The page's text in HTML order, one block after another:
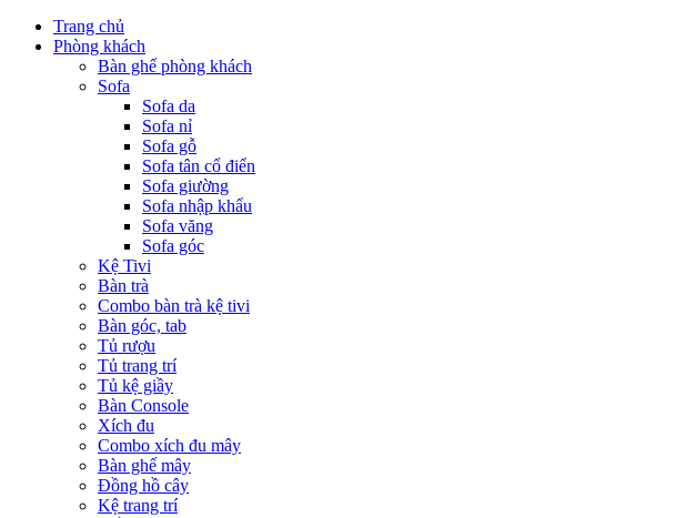
Trang chủ
Phòng khách
Bàn ghế phòng khách
Sofa
Sofa da
Sofa nỉ
Sofa gỗ
Sofa tân cổ điển
Sofa giường
Sofa nhập khẩu
Sofa văng
Sofa góc
Kệ Tivi
Bàn trà
Combo bàn trà kệ tivi
Bàn góc, tab
Tủ rượu
Tủ trang trí
Tủ kệ giầy
Bàn Console
Xích đu
Combo xích đu mây
Bàn ghế mây
Đồng hồ cây
Kệ trang trí